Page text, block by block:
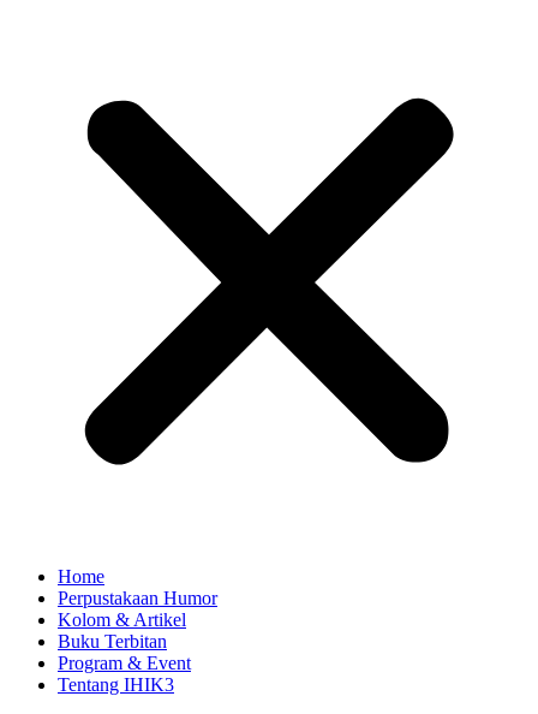
Home
Perpustakaan Humor
Kolom & Artikel
Buku Terbitan
Program & Event
Tentang IHIK3